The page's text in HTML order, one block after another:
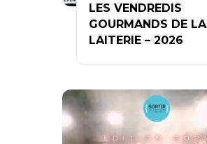
LES VENDREDIS
GOURMANDS DE LA
LAITERIE – 2026